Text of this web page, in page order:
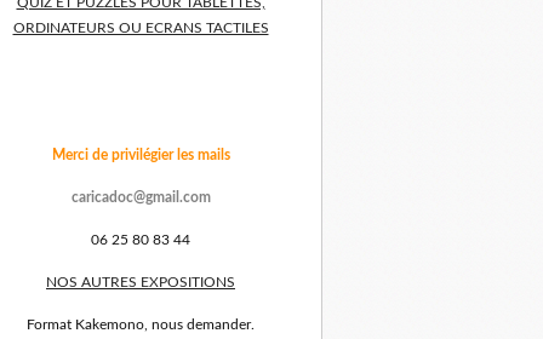
ORDINATEURS OU ECRANS TACTILES
Merci de privilégier les mails
caricadoc@gmail.com
06 25 80 83 44
NOS AUTRES EXPOSITIONS
Format Kakemono, nous demander.